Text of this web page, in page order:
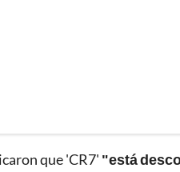
que 'CR7' "está